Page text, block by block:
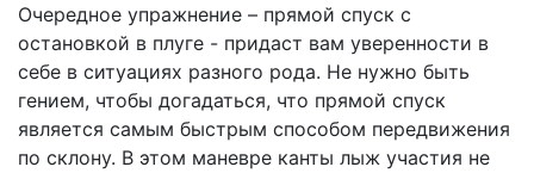
Очередное упражнение – прямой спуск с
остановкой в плуге - придаст вам уверенности в
себе в ситуациях разного рода. Не нужно быть
гением, чтобы догадаться, что прямой спуск
является самым быстрым способом передвижения
по склону. В этом маневре канты лыж участия не